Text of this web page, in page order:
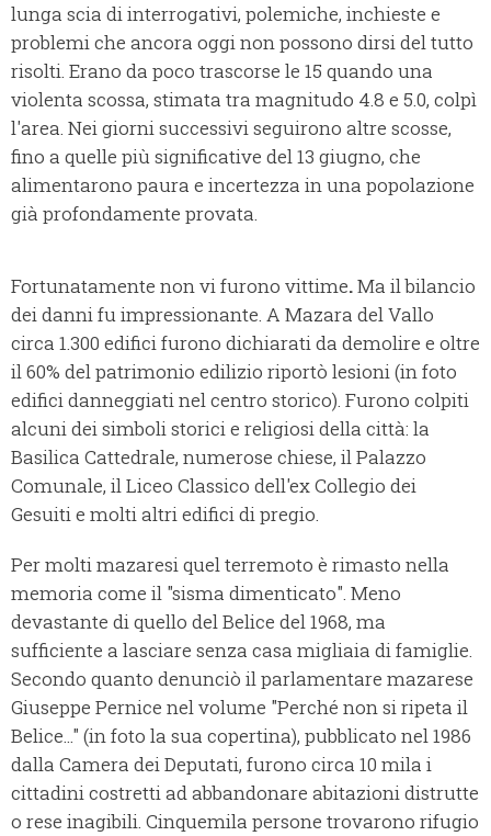
lunga scia di interrogativi, polemiche, inchieste e
problemi che ancora oggi non possono dirsi del tutto
risolti. Erano da poco trascorse le 15 quando una
violenta scossa, stimata tra magnitudo 4.8 e 5.0, colpì
l'area. Nei giorni successivi seguirono altre scosse,
fino a quelle più significative del 13 giugno, che
alimentarono paura e incertezza in una popolazione
già profondamente provata.
Fortunatamente non vi furono vittime.Ma il bilancio
dei danni fu impressionante. A Mazara del Vallo
circa 1.300 edifici furono dichiarati da demolire e oltre
il 60% del patrimonio edilizio riportò lesioni (in foto
edifici danneggiati nel centro storico). Furono colpiti
alcuni dei simboli storici e religiosi della città: la
Basilica Cattedrale, numerose chiese, il Palazzo
Comunale, il Liceo Classico dell'ex Collegio dei
Gesuiti e molti altri edifici di pregio.
Per molti mazaresi quel terremoto è rimasto nella
memoria come il "sisma dimenticato". Meno
devastante di quello del Belice del 1968, ma
sufficiente a lasciare senza casa migliaia di famiglie.
Secondo quanto denunciò il parlamentare mazarese
Giuseppe Pernice nel volume "Perché non si ripeta il
Belice..." (in foto la sua copertina), pubblicato nel 1986
dalla Camera dei Deputati, furono circa 10 mila i
cittadini costretti ad abbandonare abitazioni distrutte
o rese inagibili. Cinquemila persone trovarono rifugio